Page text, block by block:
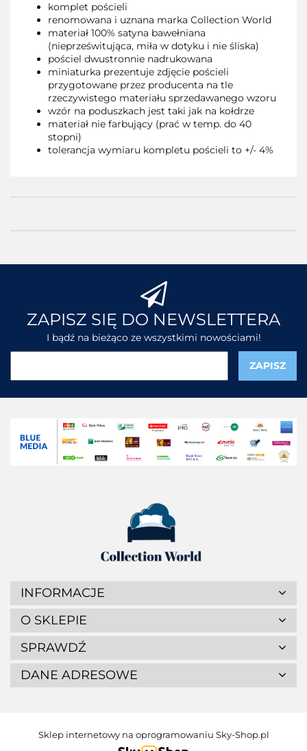
komplet pościeli
renomowana i uznana marka Collection World
materiał 100% satyna bawełniana
(nieprześwitująca, miła w dotyku i nie śliska)
pościel dwustronnie nadrukowana
miniaturka prezentuje zdjęcie pościeli
przygotowane przez producenta na tle
rzeczywistego materiału sprzedawanego wzoru
wzór na poduszkach jest taki jak na kołdrze
materiał nie farbujący (prać w temp. do 40
stopni)
tolerancja wymiaru kompletu pościeli to +/- 4%
ZAPISZ SIĘ DO NEWSLETTERA
I bądź na bieżąco ze wszystkimi nowościami!
INFORMACJE
O SKLEPIE
SPRAWDŹ
DANE ADRESOWE
Sklep internetowy na oprogramowaniu Sky-Shop.pl